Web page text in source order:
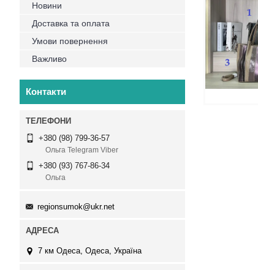
Новини
Доставка та оплата
Умови повернення
Важливо
Контакти
+380 (98) 799-36-57
Ольга Telegram Viber
+380 (93) 767-86-34
Ольга
regionsumok@ukr.net
7 км Одеса, Одеса, Україна